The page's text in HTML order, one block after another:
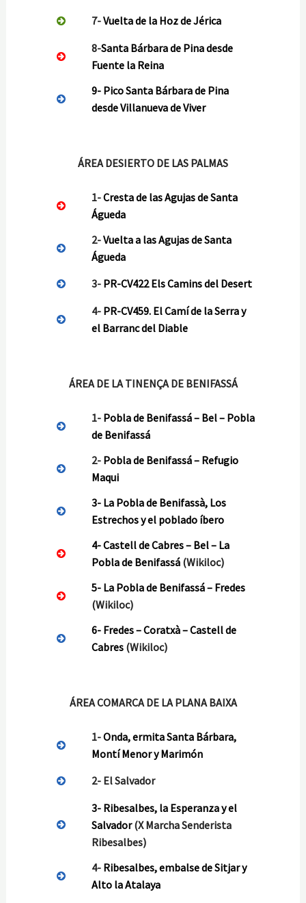
7-Vuelta de la Hoz de Jérica
8-Santa Bárbara de Pina desde
Fuente la Reina
9- Pico Santa Bárbara de Pina
desde Villanueva de Viver
ÁREA DESIERTO DE LAS PALMAS
1-Cresta de las Agujas de Santa
Águeda
2-Vuelta a las Agujas de Santa
Águeda
3- PR-CV422 Els Camins del Desert
4- PR-CV459. El Camí de la Serra y
el Barranc del Diable
ÁREA DE LA TINENÇA DE BENIFASSÁ
1- Pobla de Benifassá – Bel – Pobla
de Benifassá
2- Pobla de Benifassá – Refugio
Maqui
3- La Pobla de Benifassà, Los
Estrechos y el poblado íbero
4- Castell de Cabres – Bel – La
Pobla de Benifassá (Wikiloc)
5- La Pobla de Benifassá – Fredes
(Wikiloc)
6- Fredes – Coratxà – Castell de
Cabres (Wikiloc)
ÁREA COMARCA DE LA PLANA BAIXA
1-Onda, ermita Santa Bárbara,
Montí Menor y Marimón
2- El Salvador
3- Ribesalbes, la Esperanza y el
Salvador(X Marcha Senderista
Ribesalbes)
4- Ribesalbes, embalse de Sitjar y
Alto la Atalaya